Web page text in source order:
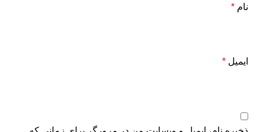
نام *
ایمیل *